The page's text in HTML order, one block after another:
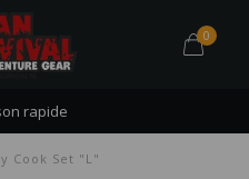
0
rapide
Cook Set "L"